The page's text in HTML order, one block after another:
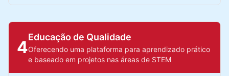
4
Educação de Qualidade
Oferecendo uma plataforma para aprendizado prático
e baseado em projetos nas áreas de STEM